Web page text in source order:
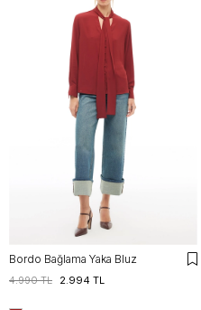
Bordo Bağlama Yaka Bluz
2.994 TL
4.990 TL